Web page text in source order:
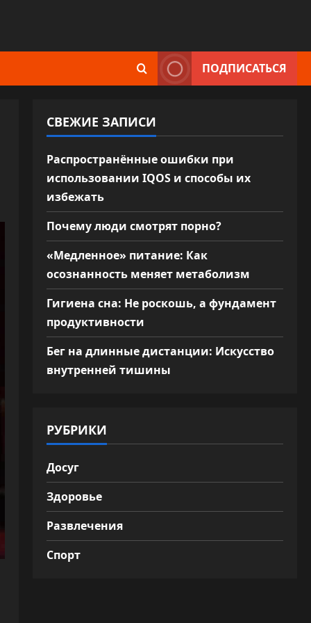
ПОДПИСАТЬСЯ
СВЕЖИЕ ЗАПИСИ
Распространённые ошибки при
использовании IQOS и способы их
избежать
Почему люди смотрят порно?
«Медленное» питание: Как
осознанность меняет метаболизм
Гигиена сна: Не роскошь, а фундамент
продуктивности
Бег на длинные дистанции: Искусство
внутренней тишины
РУБРИКИ
Досуг
Здоровье
Развлечения
Спорт